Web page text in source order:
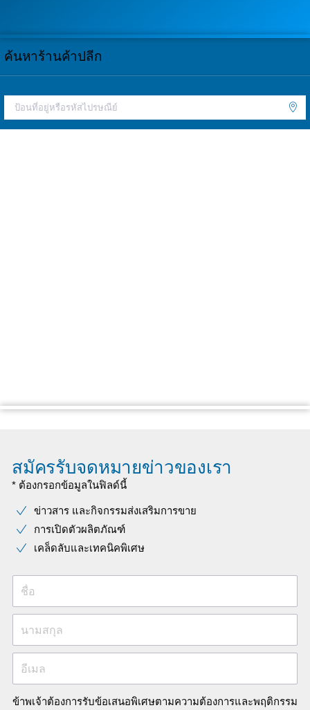
ค้นหาร้านค้าปลีก
สมัครรับจดหมายข่าวของเรา
* ต้องกรอกข้อมูลในฟิลด์นี้
ข่าวสาร และกิจกรรมส่งเสริมการขาย
การเปิดตัวผลิตภัณฑ์
เคล็ดลับและเทคนิคพิเศษ
ชื่อ
นามสกุล
อีเมล
ข้าพเจ้าต้องการรับข้อเสนอพิเศษตามความต้องการและพฤติกรรม